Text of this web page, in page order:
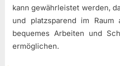
kann gewährleistet werden,
und platzsparend im
bequemes Arbeiten und
ermöglichen.